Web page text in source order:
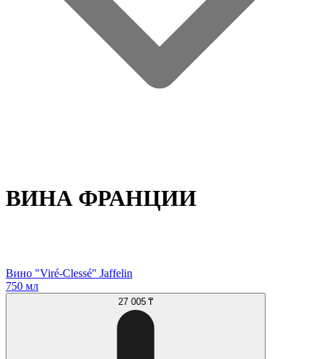
ВИНА ФРАНЦИИ
Вино "Viré-Clessé" Jaffelin
750 мл
27 005 ₸